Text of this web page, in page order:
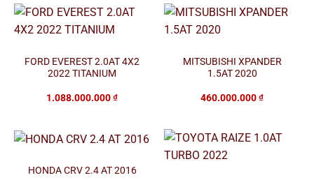
FORD EVEREST 2.0AT 4X2
2022 TITANIUM
1.088.000.000₫
MITSUBISHI XPANDER
1.5AT 2020
460.000.000₫
HONDA CRV 2.4 AT 2016